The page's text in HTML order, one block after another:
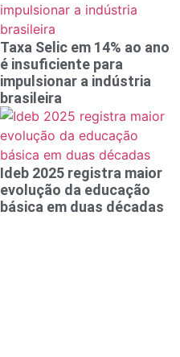
Taxa Selic em 14% ao ano
é insuficiente para
impulsionar a indústria
brasileira
Ideb 2025 registra maior
evolução da educação
básica em duas décadas